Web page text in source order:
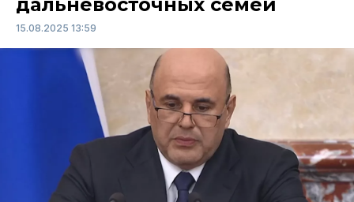
15.08.2025 13:59